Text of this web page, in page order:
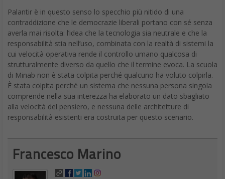
Palantir è in questo senso lo specchio più nitido di una
contraddizione che le democrazie liberali portano con sé senza
averla mai risolta: l’idea che la tecnologia sia neutrale e che la
responsabilità stia nell’uso, combinata con la realtà di sistemi la
cui velocità operativa rende il controllo umano qualcosa di
strutturalmente diverso da quello che il termine evoca. La scuola
di Minab non è stata colpita perché qualcuno ha voluto colpirla.
È stata colpita perché un sistema che nessuna persona singola
comprende nella sua interezza ha elaborato un dato sbagliato
alla velocità del pensiero, e nessuna delle architetture di
responsabilità esistenti era costruita per questo scenario.
Francesco Marino